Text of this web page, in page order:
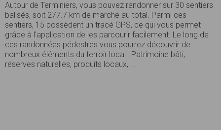
Autour de Terminiers, vous pouvez randonner sur 30 sentiers
balisés, soit 277.7 km de marche au total. Parmi ces
sentiers, 15 possèdent un tracé GPS, ce qui vous permet
grâce à l'application de les parcourir facilement. Le long de
ces randonnées pédestres vous pourrez découvrir de
nombreux éléments du terroir local : Patrimoine bâti,
réserves naturelles, produits locaux, ...